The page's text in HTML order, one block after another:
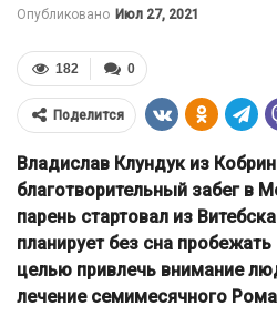
Опубликовано Июл 27, 2021
0
182
Поделится
Владислав Клундук из
благотворительный забег в
парень стартовал из
планирует без сна
целью привлечь внимание
лечение семимесячного